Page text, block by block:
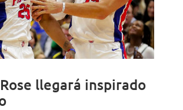
llegará inspirado